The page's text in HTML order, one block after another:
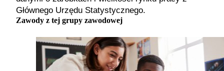
Głównego Urzędu Statystycznego.
Zawody z tej grupy zawodowej